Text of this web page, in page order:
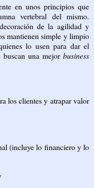
en unos principios que
vertebral del mismo.
de la agilidad y
mantienen simple y limpio
lo usen para dar el
buscan una mejor business
los clientes y atrapar valor
(incluye lo financiero y lo